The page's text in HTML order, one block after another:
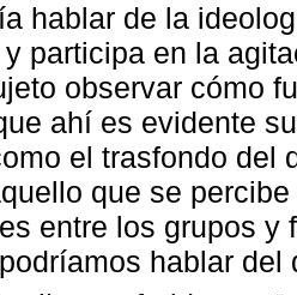
hablar de la
participa en la
observar cómo
ahí es evidente
el trasfondo del
que se
entre los grupos y
hablar